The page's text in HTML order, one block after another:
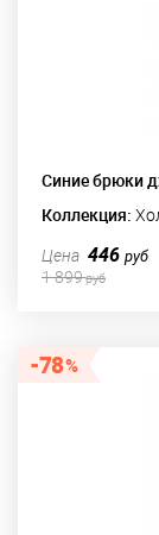
Синие брюки
Коллекция:
Цена 446руб
1 899руб
78